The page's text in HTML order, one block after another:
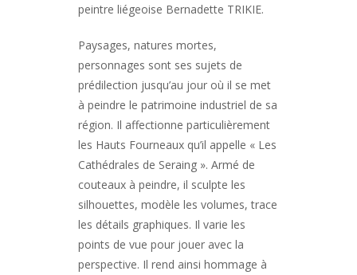
peintre liégeoise Bernadette TRIKIE.
Paysages, natures mortes,
personnages sont ses sujets de
prédilection jusqu’au jour où il se met
à peindre le patrimoine industriel de sa
région. Il affectionne particulièrement
les Hauts Fourneaux qu’il appelle « Les
Cathédrales de Seraing ». Armé de
couteaux à peindre, il sculpte les
silhouettes, modèle les volumes, trace
les détails graphiques. Il varie les
points de vue pour jouer avec la
perspective. Il rend ainsi hommage à